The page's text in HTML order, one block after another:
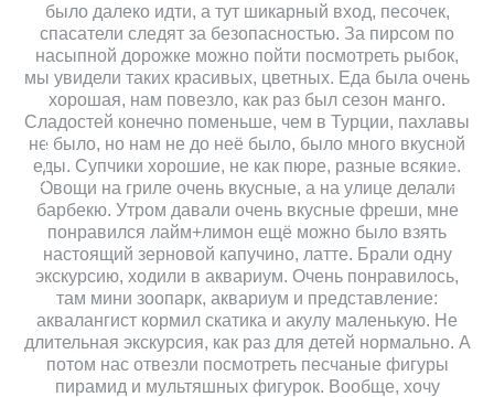
было далеко идти, а тут шикарный вход, песочек,
спасатели следят за безопасностью. За пирсом по
насыпной дорожке можно пойти посмотреть рыбок,
мы увидели таких красивых, цветных. Еда была очень
хорошая, нам повезло, как раз был сезон манго.
Сладостей конечно поменьше, чем в Турции, пахлавы
не было, но нам не до неё было, было много вкусной
еды. Супчики хорошие, не как пюре, разные всякие.
Овощи на гриле очень вкусные, а на улице делали
барбекю. Утром давали очень вкусные фреши, мне
понравился лайм+лимон ещё можно было взять
настоящий зерновой капучино, латте. Брали одну
экскурсию, ходили в аквариум. Очень понравилось,
там мини зоопарк, аквариум и представление:
аквалангист кормил скатика и акулу маленькую. Не
длительная экскурсия, как раз для детей нормально. А
потом нас отвезли посмотреть песчаные фигуры
пирамид и мультяшных фигурок. Вообще, хочу